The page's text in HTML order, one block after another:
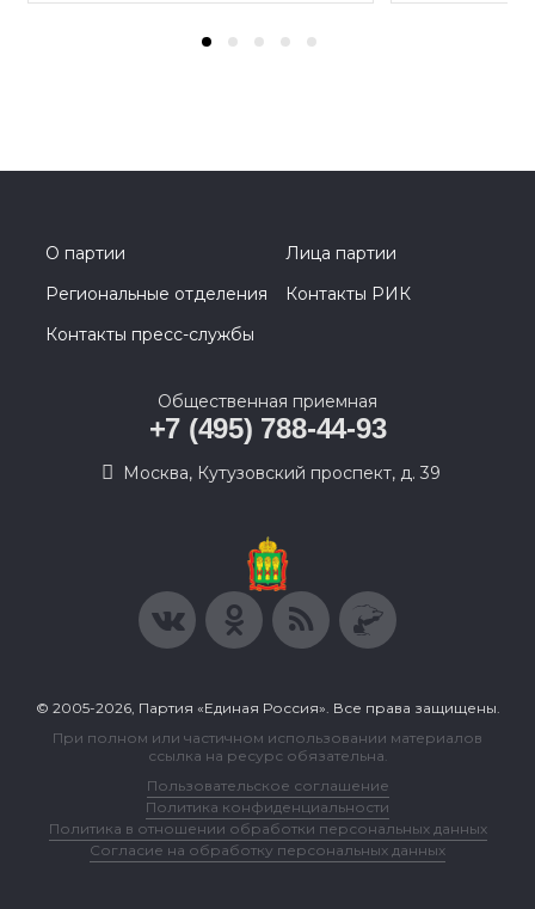
О партии
Лица партии
Региональные отделения
Контакты РИК
Контакты пресс-службы
Общественная приемная
+7 (495) 788-44-93
Москва, Кутузовский проспект, д. 39
© 2005-2026, Партия «Единая Россия». Все права защищены.
При полном или частичном использовании материалов
ссылка на ресурс обязательна.
Пользовательское соглашение
Политика конфиденциальности
Политика в отношении обработки персональных данных
Согласие на обработку персональных данных